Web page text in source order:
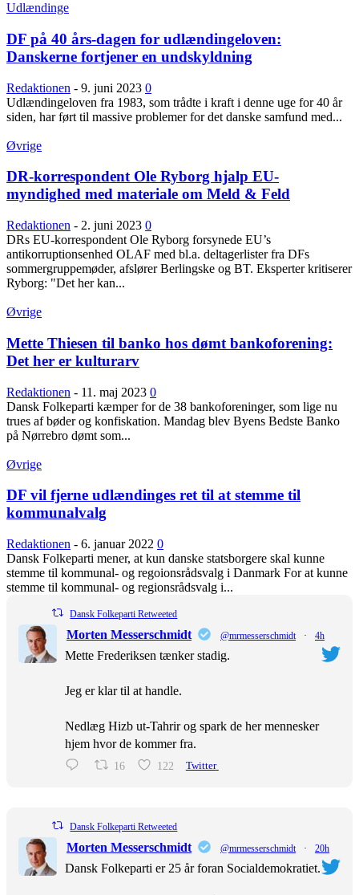
Udlændinge
DF på 40 års-dagen for udlændingeloven:
Danskerne fortjener en undskyldning
Redaktionen - 9. juni 2023 0
Udlændingeloven fra 1983, som trådte i kraft i denne uge for 40 år
siden, har ført til massive problemer for det danske samfund med...
Øvrige
DR-korrespondent Ole Ryborg hjalp EU-
myndighed med materiale om Meld & Feld
Redaktionen - 2. juni 2023 0
DRs EU-korrespondent Ole Ryborg forsynede EU’s
antikorruptionsenhed OLAF med bl.a. deltagerlister fra DFs
sommergruppemøder, afslører Berlingske og BT. Eksperter kritiserer
Ryborg: "Det her kan...
Øvrige
Mette Thiesen til banko hos dømt bankoforening:
Det her er kulturarv
Redaktionen - 11. maj 2023 0
Dansk Folkeparti kæmper for de 38 bankoforeninger, som lige nu
trues af bøder og konfiskation. Mandag blev Byens Bedste Banko
på Nørrebro dømt som...
Øvrige
DF vil fjerne udlændinges ret til at stemme til
kommunalvalg
Redaktionen - 6. januar 2022 0
Dansk Folkeparti mener, at kun danske statsborgere skal kunne
stemme til kommunal- og regoionsrådsvalg i Danmark For at kunne
stemme til kommunal- og regionsrådsvalg i...
Dansk Folkeparti Retweeted
Morten Messerschmidt @mrmesserschmidt · 4h
Mette Frederiksen tænker stadig.
Jeg er klar til at handle.
Nedlæg Hizb ut-Tahrir og spark de her mennesker
hjem hvor de kommer fra.
16 122 Twitter
Dansk Folkeparti Retweeted
Morten Messerschmidt @mrmesserschmidt · 20h
Dansk Folkeparti er 25 år foran Socialdemokratiet.